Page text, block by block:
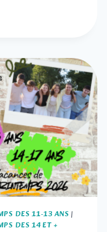
DES 11-13 ANS |
DES 14 ET +